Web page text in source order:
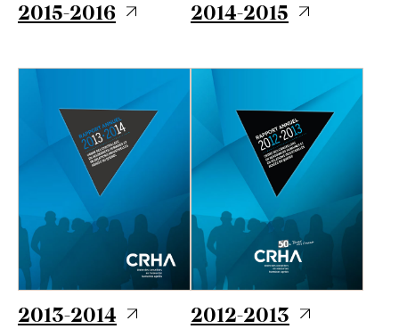
2015-2016 2014-2015
2013-2014 2012-2013